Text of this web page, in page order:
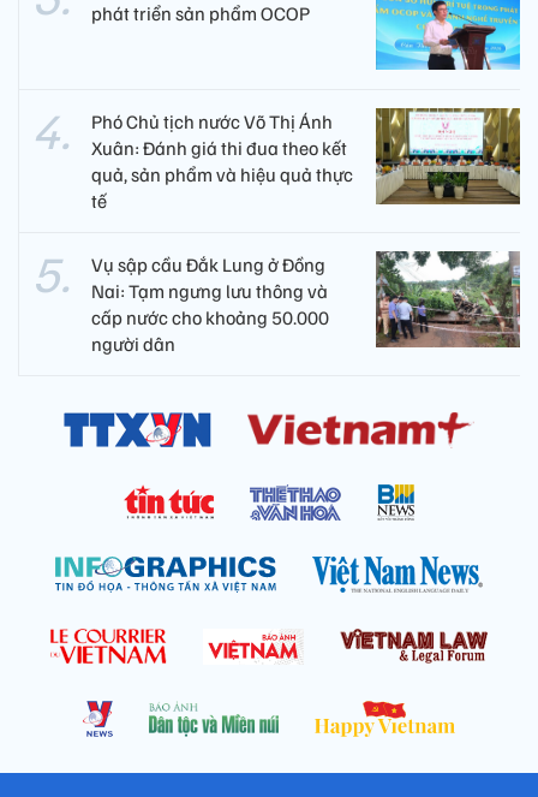
phát triển sản phẩm OCOP
Phó Chủ tịch nước Võ Thị Ánh
Xuân: Đánh giá thi đua theo kết
quả, sản phẩm và hiệu quả thực
tế
Vụ sập cầu Đắk Lung ở Đồng
Nai: Tạm ngưng lưu thông và
cấp nước cho khoảng 50.000
người dân